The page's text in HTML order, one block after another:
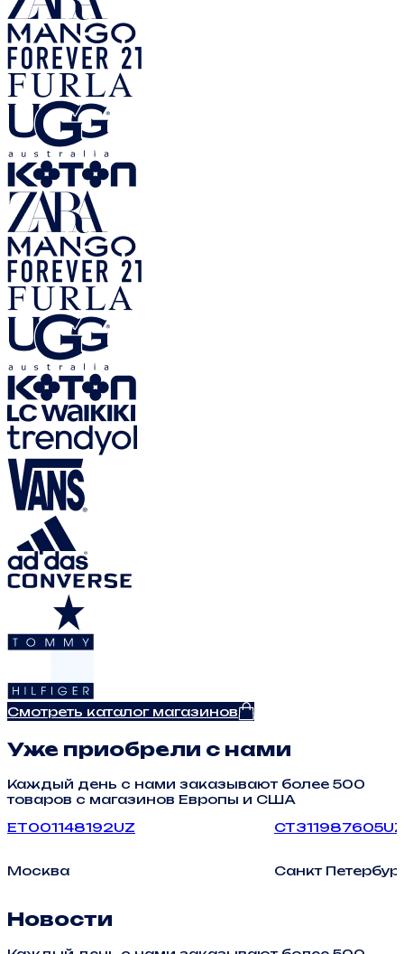
Смотреть каталог магазинов
Уже приобрели с нами
Каждый день с нами заказывают более 500
товаров с магазинов Европы и США
ET001148192UZ
Москва
CT311987605UZ
Санкт
Новости